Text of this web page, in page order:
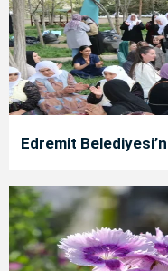
Edremit